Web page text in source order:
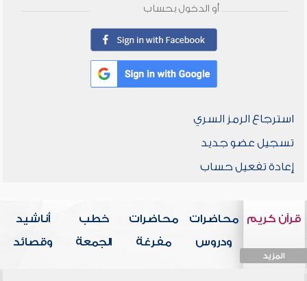
أو الدخول بحساب
استرجاع الرمز السري
تسجيل عضو جديد
إعادة تفعيل حساب
قرآن كريم
المزيد
محاضرات
ودروس
محاضرات
مفرغة
خطب
الجمعة
أناشيد
وقصائد